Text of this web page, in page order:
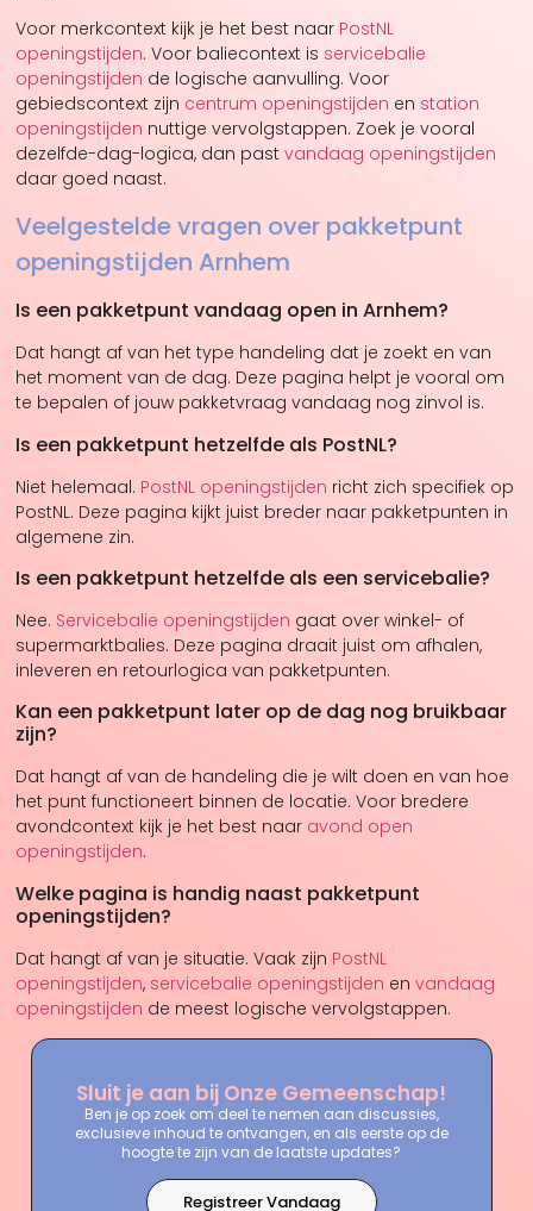
Voor merkcontext kijk je het best naar PostNL
openingstijden. Voor baliecontext is servicebalie
openingstijden de logische aanvulling. Voor
gebiedscontext zijn centrum openingstijden en station
openingstijden nuttige vervolgstappen. Zoek je vooral
dezelfde-dag-logica, dan pastvandaag openingstijden
daar goed naast.
Veelgestelde vragen over pakketpunt
openingstijden Arnhem
Is een pakketpunt vandaag open in Arnhem?
Dat hangt af van het type handeling dat je zoekt en van
het moment van de dag. Deze pagina helpt je vooral om
te bepalen of jouw pakketvraag vandaag nog zinvol is.
Is een pakketpunt hetzelfde als PostNL?
Niet helemaal. PostNL openingstijden richt zich specifiek op
PostNL. Deze pagina kijkt juist breder naar pakketpunten in
algemene zin.
Is een pakketpunt hetzelfde als een servicebalie?
Nee. Servicebalie openingstijden gaat over winkel- of
supermarktbalies. Deze pagina draait juist om afhalen,
inleveren en retourlogica van pakketpunten.
Kan een pakketpunt later op de dag nog bruikbaar
zijn?
Dat hangt af van de handeling die je wilt doen en van hoe
het punt functioneert binnen de locatie. Voor bredere
avondcontext kijk je het best naar avond open
openingstijden.
Welke pagina is handig naast pakketpunt
openingstijden?
Dat hangt af van je situatie. Vaak zijn PostNL
openingstijden, servicebalie openingstijden envandaag
openingstijden de meest logische vervolgstappen.
Sluit je aan bij Onze Gemeenschap!
Ben je op zoek om deel te nemen aan discussies,
exclusieve inhoud te ontvangen, en als eerste op de
hoogte te zijn van de laatste updates?
Registreer Vandaag